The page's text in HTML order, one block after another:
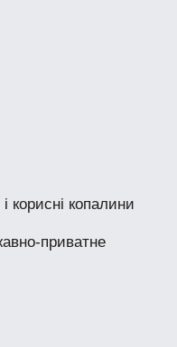
корисні копалини
приватне